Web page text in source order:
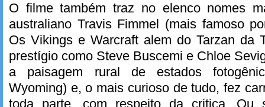
O filme também traz no elenco nomes
australiano Travis Fimmel (mais famoso
Os Vikings e Warcraft alem do Tarzan da
prestígio como Steve Buscemi e Chloe
a paisagem rural de estados
Wyoming) e, o mais curioso de tudo, fez
toda parte, com respeito da critica. Ou